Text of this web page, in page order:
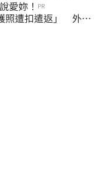
愛妳！ PR
照遭扣遣返」 外交